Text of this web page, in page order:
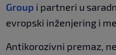
Group i partneri u
evropski inženjering i
Antikorozivni premaz,